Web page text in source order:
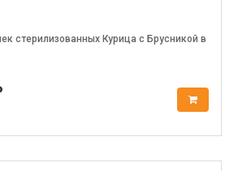
стерилизованных Курица с Брусникой в